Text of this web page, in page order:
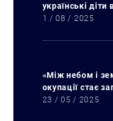
українські діти
1 / 08 / 2025
«Між небом і
окупації стає
23 / 05 / 2025